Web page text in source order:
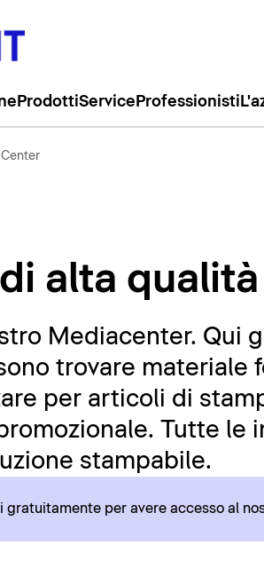
ProdottiService Professionisti
alta
Mediacenter. Qui
trovare
per articoli di
Tutte le
stampabile.
gratuitamente per avere accesso al